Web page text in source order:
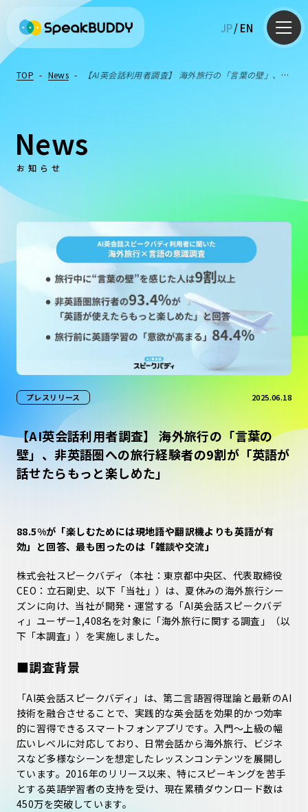
JP/EN
英語学習Q&A
TOP - News -
【AI英会話利用者調査】 海外旅行の「言葉の壁」、非
News
お知らせ
プレスリリース 2025.06.18
【AI英会話利用者調査】 海外旅行の「言葉の
壁」、非英語圏への旅行経験者の9割が「英語が
話せたらもっと楽しめた」
88.5%が「楽しむためには現地語や翻訳機よりも英語が有
効」と回答、最も困ったのは「雑談や交流」
株式会社スピークバディ（本社：東京都中央区、代表取締役
CEO：立石剛史、以下「当社」）は、夏休みの海外旅行シー
ズンに向け、当社が開発・運営する「AI英会話スピークバデ
ィ」ユーザー1,408名を対象に「海外旅行に関する調査」（以
下「本調査」）を実施しました。
■調査背景
「AI英会話スピークバディ」は、第二言語習得理論と最新のAI
技術を融合させることで、実践的な英会話を効果的かつ効率
的に習得できるスマートフォンアプリです。入門〜上級の幅
広いレベルに対応しており、日常会話から海外旅行、ビジネ
スなど多様なシーンを想定したレッスンコンテンツを展開し
ています。2016年のリリース以来、特にスピーキングを苦手
とする英語学習者の支持を受け、現在累積ダウンロード数は
450万を突破しています。